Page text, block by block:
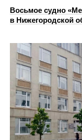
Восьмое судно
в Нижегородской